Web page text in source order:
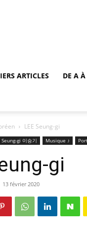
ARTICLES DE A À
LEE Seung-gi
Seung-gi 이승기 Musique ♪
gi
13 février 2020